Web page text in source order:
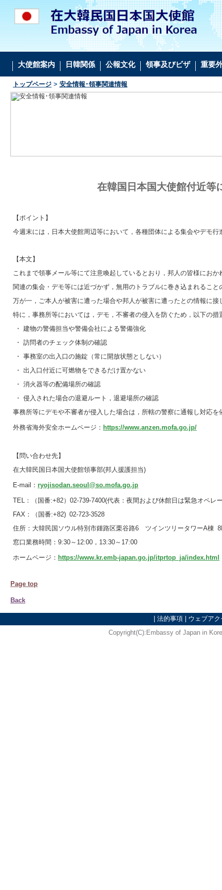
大使館案内 日韓関係 公報文化 領事及びビザ 重要
トップページ > 安全情報･領事関連情報
在韓国日本国大使館付近等
【ポイント】
今週末には，日本大使館周辺等において，各種団体による集会やデモ
【本文】
これまで領事メール等にて注意喚起しているとおり，邦人の皆様にお
関連の集会・デモ等には近づかず，無用のトラブルに巻き込まれるこ
万が一，ご本人が被害に遭った場合や邦人が被害に遭ったとの情報に
特に，事務所等においては，デモ，不審者の侵入を防ぐため，以下の
・ 建物の警備担当や警備会社による警備強化
・ 訪問者のチェック体制の確認
・ 事務室の出入口の施錠（常に開放状態としない）
・ 出入口付近に可燃物をできるだけ置かない
・ 消火器等の配備場所の確認
・ 侵入された場合の退避ルート，退避場所の確認
事務所等にデモや不審者が侵入した場合は，所轄の警察に通報し対応
外務省海外安全ホームページ： https://www.anzen.mofa.go.jp/
【問い合わせ先】
在大韓民国日本国大使館領事部(邦人援護担当)
E-mail： ryojisodan.seoul@so.mofa.go.jp
TEL：（国番:+82）02-739-7400(代表：夜間および休館日は緊急オペレ
FAX：（国番:+82) 02-723-3528
住所：大韓民国ソウル特別市鍾路区栗谷路6 ツインツリータワーA棟
窓口業務時間：9:30～12:00，13:30～17:00
ホームページ： https://www.kr.emb-japan.go.jp/itprtop_ja/index.html
Page top
Back
法的事項| ウェブア
Copyright(C):Embassy of Japan in